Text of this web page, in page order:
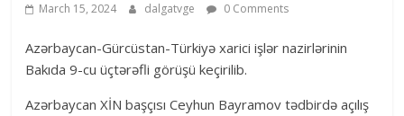
March 15, 2024 dalgatvge 0 Comments
Azərbaycan-Gürcüstan-Türkiyə xarici işlər nazirlərinin
Bakıda 9-cu üçtərəfli görüşü keçirilib.
Azərbaycan XİN başçısı Ceyhun Bayramov tədbirdə açılış